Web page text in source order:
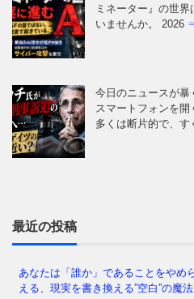
ミネーター』の世
いませんか。 2026
今日のニュースが暴
スマートフォンを
多くは断片的で、す
あなたの職場、実は
最近の投稿
あなたは「誰か」であることをや
える、現実を書き換える”空白”の魔法